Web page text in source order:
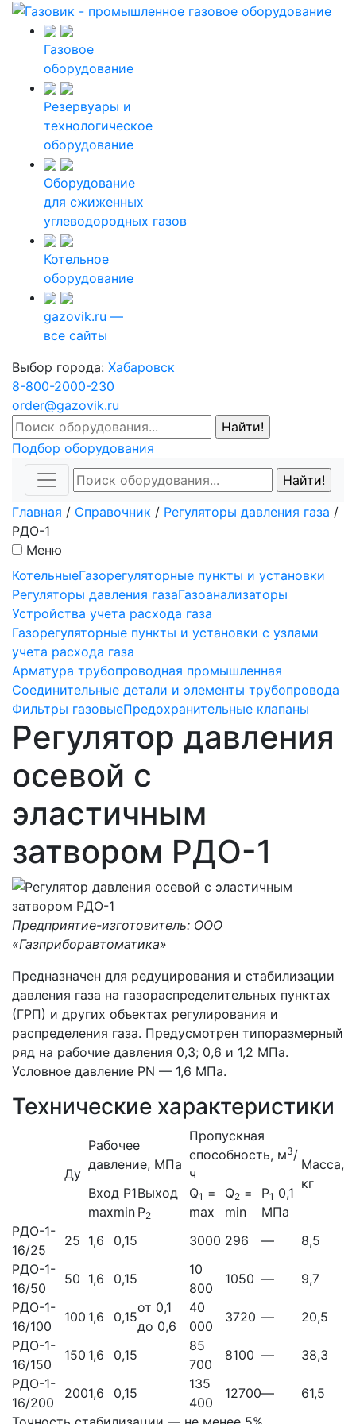
Газовое
оборудование
Резервуары и
технологическое
оборудование
Оборудование
для сжиженных
углеводородных газов
Котельное
оборудование
gazovik.ru —
все сайты
Выбор города: Хабаровск
8-800-2000-230
order@gazovik.ru
Подбор оборудования
Главная / Справочник / Регуляторы давления газа /
РДО-1
Меню
КотельныеГазорегуляторные пункты и установки
Регуляторы давления газаГазоанализаторы
Устройства учета расхода газа
Газорегуляторные пункты и установки с узлами
учета расхода газа
Арматура трубопроводная промышленная
Соединительные детали и элементы трубопровода
Фильтры газовыеПредохранительные клапаны
Регулятор давления
осевой с
эластичным
затвором РДО-1
Предприятие-изготовитель: ООО
«Газприборавтоматика»
Предназначен для редуцирования и стабилизации
давления газа на газораспределительных пунктах
(ГРП) и других объектах регулирования и
распределения газа. Предусмотрен типоразмерный
ряд на рабочие давления 0,3; 0,6 и 1,2 МПа.
Условное давление РN — 1,6 МПа.
Технические характеристики
Ду
Рабочее
давление, МПа
Пропускная
способность, м3/
ч
Масса,
кг
Вход Р1Выход
Р2
Q1 =
max
Q2 =
min
P1 0,1
МПа
maxmin
РДО-1-
16/25
25 1,6 0,15
от 0,1
до 0,6
3000 296 —
8,5
РДО-1-
16/50
50 1,6 0,15
10
800
1050 —
9,7
РДО-1-
16/100
100 1,6 0,15
40
000
3720 —
20,5
РДО-1-
16/150
150 1,6 0,15
85
700
8100 —
38,3
РДО-1-
16/200
2001,6 0,15
135
400
12700—
61,5